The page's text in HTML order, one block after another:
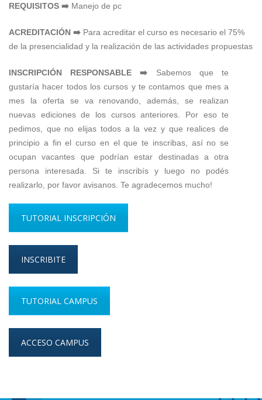
REQUISITOS ➡️ Manejo de pc
ACREDITACIÓN ➡️ Para acreditar el curso es necesario el 75%
de la presencialidad y la realización de las actividades propuestas
INSCRIPCIÓN RESPONSABLE ➡️ Sabemos que te
gustaría hacer todos los cursos y te contamos que mes a
mes la oferta se va renovando, además, se realizan
nuevas ediciones de los cursos anteriores. Por eso te
pedimos, que no elijas todos a la vez y que realices de
principio a fin el curso en el que te inscribas, así no se
ocupan vacantes que podrían estar destinadas a otra
persona interesada. Si te inscribís y luego no podés
realizarlo, por favor avisanos. Te agradecemos mucho!
TUTORIAL INSCRIPCIÓN
INSCRIBITE
TUTORIAL CAMPUS
ACCESO CAMPUS